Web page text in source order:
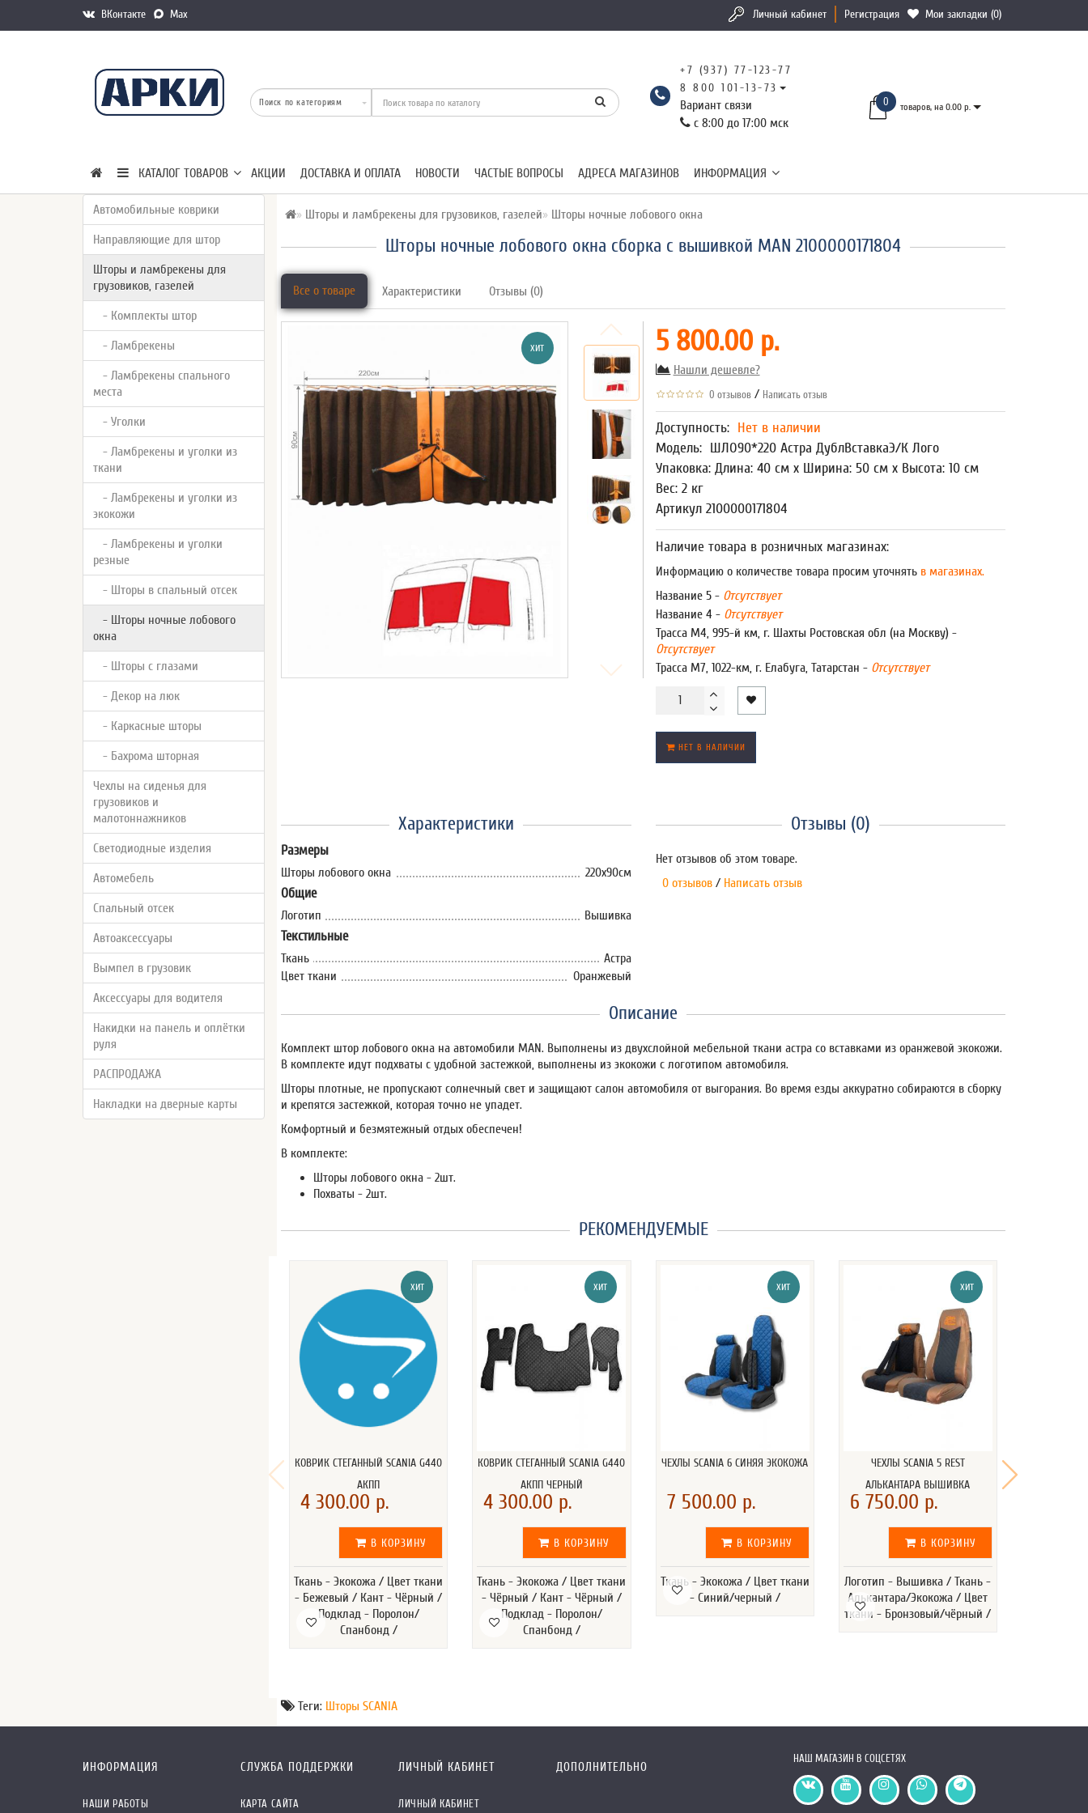
ВКонтакте Max Личный кабинет Регистрация Мои закладки (0)
+7 (937) 77-123-77
8 800 101-13-73
Вариант связи
с 8:00 до 17:00 мск
0 товаров, на 0.00 р.
КАТАЛОГ ТОВАРОВ АКЦИИ ДОСТАВКА И ОПЛАТА НОВОСТИ ЧАСТЫЕ ВОПРОСЫ АДРЕСА МАГАЗИНОВ ИНФОРМАЦИЯ
Автомобильные коврики
Направляющие для штор
Шторы и ламбрекены для
грузовиков, газелей
- Комплекты штор
- Ламбрекены
- Ламбрекены спального
места
- Уголки
- Ламбрекены и уголки из
ткани
- Ламбрекены и уголки из
экокожи
- Ламбрекены и уголки
резные
- Шторы в спальный отсек
- Шторы ночные лобового
окна
- Шторы с глазами
- Декор на люк
- Каркасные шторы
- Бахрома шторная
Чехлы на сиденья для
грузовиков и
малотоннажников
Светодиодные изделия
Автомебель
Спальный отсек
Автоаксессуары
Вымпел в грузовик
Аксессуары для водителя
Накидки на панель и оплётки
руля
РАСПРОДАЖА
Накладки на дверные карты
Шторы и ламбрекены для грузовиков, газелей Шторы ночные лобового окна
Шторы ночные лобового окна сборка c вышивкой MAN 2100000171804
Все о товаре Характеристики Отзывы (0)
ХИТ 5 800.00 р.
Нашли дешевле?
0 отзывов / Написать отзыв
Доступность: Нет в наличии
Модель: ШЛО90*220 Астра ДублВставкаЭ/К Лого
Упаковка: Длина: 40 см x Ширина: 50 см x Высота: 10 см
Вес: 2 кг
Артикул 2100000171804
Наличие товара в розничных магазинах:
Информацию о количестве товара просим уточнятьв магазинах.
Название 5 - Отсутствует
Название 4 - Отсутствует
Трасса М4, 995-й км, г. Шахты Ростовская обл (на Москву) -
Отсутствует
Трасса М7, 1022-км, г. Елабуга, Татарстан - Отсутствует
НЕТ В НАЛИЧИИ
Характеристики
Размеры
Шторы лобового окна 220х90см
Общие
Логотип Вышивка
Текстильные
Ткань
Астра
Цвет ткани
Оранжевый
Отзывы (0)
Нет отзывов об этом товаре.
0 отзывов / Написать отзыв
Описание
Комплект штор лобового окна на автомобили MAN. Выполнены из двухслойной мебельной ткани астра со вставками из оранжевой экокожи.
В комплекте идут подхваты с удобной застежкой, выполнены из экокожи с логотипом автомобиля.
Шторы плотные, не пропускают солнечный свет и защищают салон автомобиля от выгорания. Во время езды аккуратно собираются в сборку
и крепятся застежкой, которая точно не упадет.
Комфортный и безмятежный отдых обеспечен!
В комплекте:
Шторы лобового окна - 2шт.
Похваты - 2шт.
РЕКОМЕНДУЕМЫЕ
ХИТ
КОВРИК СТЕГАННЫЙ SCANIA G440
АКПП
4 300.00 р.
В КОРЗИНУ
Ткань - Экокожа / Цвет ткани
- Бежевый / Кант - Чёрный /
Подклад - Поролон/
Спанбонд /
ХИТ
КОВРИК СТЕГАННЫЙ SCANIA G440
АКПП ЧЕРНЫЙ
4 300.00 р.
В КОРЗИНУ
Ткань - Экокожа / Цвет ткани
- Чёрный / Кант - Чёрный /
Подклад - Поролон/
Спанбонд /
ХИТ
ЧЕХЛЫ SCANIA 6 СИНЯЯ ЭКОКОЖА
7 500.00 р.
В КОРЗИНУ
Ткань - Экокожа / Цвет ткани
- Синий/черный /
ХИТ
ЧЕХЛЫ SCANIA 5 REST
АЛЬКАНТАРА ВЫШИВКА
6 750.00 р.
В КОРЗИНУ
Логотип - Вышивка / Ткань -
Алькантара/Экокожа / Цвет
ткани - Бронзовый/чёрный /
Теги: Шторы SCANIA
ИНФОРМАЦИЯ
НАШИ РАБОТЫ
СЛУЖБА ПОДДЕРЖКИ
КАРТА САЙТА
ЛИЧНЫЙ КАБИНЕТ
ЛИЧНЫЙ КАБИНЕТ
ДОПОЛНИТЕЛЬНО
НАШ МАГАЗИН В СОЦСЕТЯХ